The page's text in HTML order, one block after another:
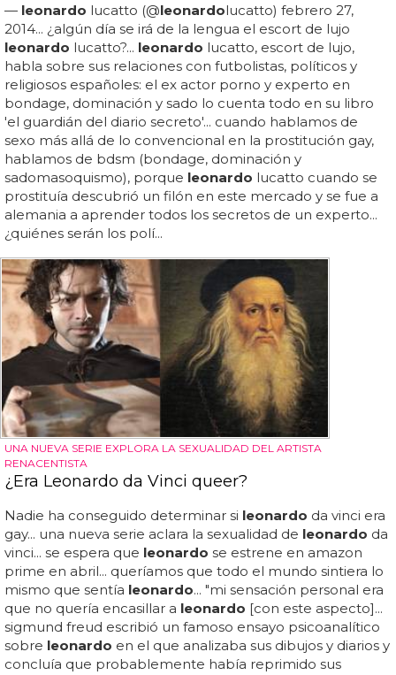
— leonardo lucatto (@leonardolucatto) febrero 27,
2014... ¿algún día se irá de la lengua el escort de lujo
leonardo lucatto?... leonardo lucatto, escort de lujo,
habla sobre sus relaciones con futbolistas, políticos y
religiosos españoles: el ex actor porno y experto en
bondage, dominación y sado lo cuenta todo en su libro
'el guardián del diario secreto'... cuando hablamos de
sexo más allá de lo convencional en la prostitución gay,
hablamos de bdsm (bondage, dominación y
sadomasoquismo), porque leonardo lucatto cuando se
prostituía descubrió un filón en este mercado y se fue a
alemania a aprender todos los secretos de un experto...
¿quiénes serán los polí...
UNA NUEVA SERIE EXPLORA LA SEXUALIDAD DEL ARTISTA
RENACENTISTA
¿Era Leonardo da Vinci queer?
Nadie ha conseguido determinar si leonardo da vinci era
gay... una nueva serie aclara la sexualidad de leonardo da
vinci... se espera que leonardo se estrene en amazon
prime en abril... queríamos que todo el mundo sintiera lo
mismo que sentía leonardo... "mi sensación personal era
que no quería encasillar a leonardo [con este aspecto]...
sigmund freud escribió un famoso ensayo psicoanalítico
sobre leonardo en el que analizaba sus dibujos y diarios y
concluía que probablemente había reprimido sus